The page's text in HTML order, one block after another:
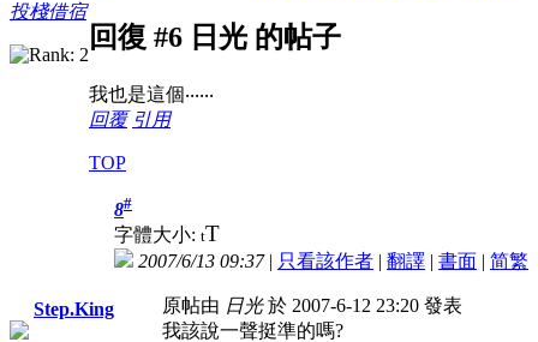
投棧借宿
回復 #6 日光 的帖子
我也是這個‧‧‧‧‧‧
回覆 引用
TOP
Step.King
8#
字體大小: tT
2007/6/13 09:37| 只看該作者 | 翻譯 | 書面 | 简繁
原帖由 日光於 2007-6-12 23:20 發表
我該說一聲挺準的嗎?